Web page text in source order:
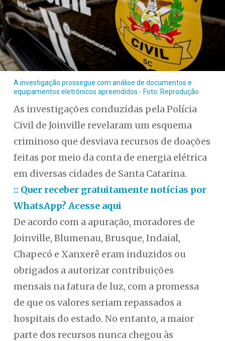
A investigação prossegue com análise de documentos e
equipamentos eletrônicos apreendidos - Foto: Reprodução
As investigações conduzidas pela Polícia
Civil de Joinville revelaram um esquema
criminoso que desviava recursos de doações
feitas por meio da conta de energia elétrica
em diversas cidades de Santa Catarina.
:: Quer receber gratuitamente notícias por
WhatsApp? Acesse aqui
De acordo com a apuração, moradores de
Joinville, Blumenau, Brusque, Indaial,
Chapecó e Xanxerê eram induzidos ou
obrigados a autorizar contribuições
mensais na fatura de luz, com a promessa
de que os valores seriam repassados a
hospitais do estado. No entanto, a maior
parte dos recursos nunca chegou às